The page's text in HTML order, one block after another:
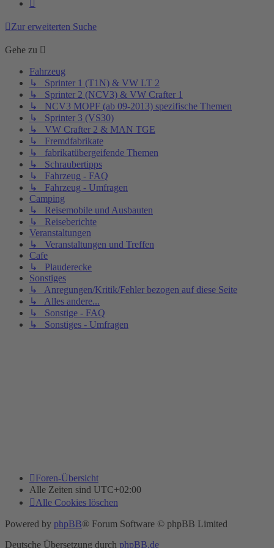
Zur erweiterten Suche
Gehe zu
Fahrzeug
↳ Sprinter 1 (T1N) & VW LT 2
↳ Sprinter 2 (NCV3) & VW Crafter 1
↳ NCV3 MOPF (ab 09-2013) spezifische Themen
↳ Sprinter 3 (VS30)
↳ VW Crafter 2 & MAN TGE
↳ Fremdfabrikate
↳ fabrikatübergeifende Themen
↳ Schraubertipps
↳ Fahrzeug - FAQ
↳ Fahrzeug - Umfragen
Camping
↳ Reisemobile und Ausbauten
↳ Reiseberichte
Veranstaltungen
↳ Veranstaltungen und Treffen
Cafe
↳ Plauderecke
Sonstiges
↳ Anregungen/Kritik/Fehler bezogen auf diese Seite
↳ Alles andere...
↳ Sonstige - FAQ
↳ Sonstiges - Umfragen
Foren-Übersicht
Alle Zeiten sind UTC+02:00
Alle Cookies löschen
Powered by phpBB® Forum Software © phpBB Limited
Deutsche Übersetzung durch phpBB.de